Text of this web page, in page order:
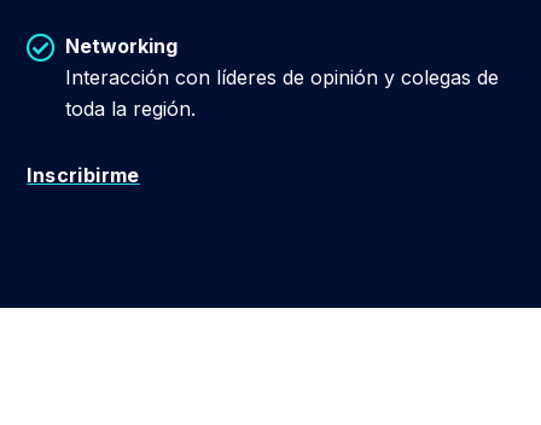
Networking
Interacción con líderes de opinión y colegas de
toda la región.
Inscribirme